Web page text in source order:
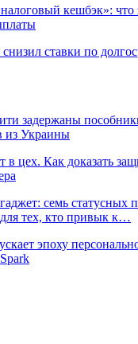
кешбэк»: что
ставки по
задержаны
из Украины
цех. Как доказать
семь статусных
тех, кто привык к…
эпоху